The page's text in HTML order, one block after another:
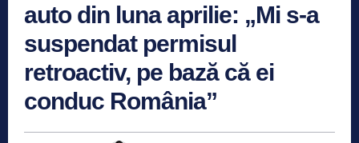
auto din luna aprilie: „Mi s-a
suspendat permisul
retroactiv, pe bază că ei
conduc România”